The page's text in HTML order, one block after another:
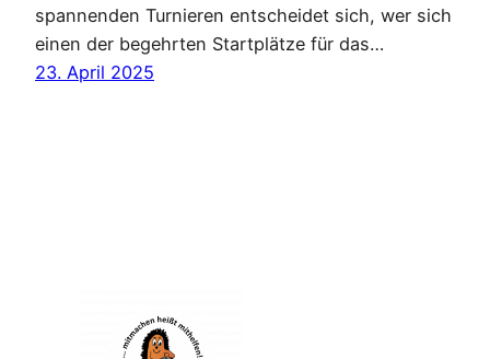
spannenden Turnieren entscheidet sich, wer sich
einen der begehrten Startplätze für das…
23. April 2025